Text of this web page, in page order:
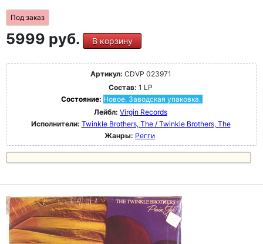
Под заказ
5999 руб. В корзину
Артикул: CDVP 023971
Состав: 1 LP
Состояние: Новое. Заводская упаковка.
Лейбл: Virgin Records
Исполнители: Twinkle Brothers, The / Twinkle Brothers, The
Жанры: Регги